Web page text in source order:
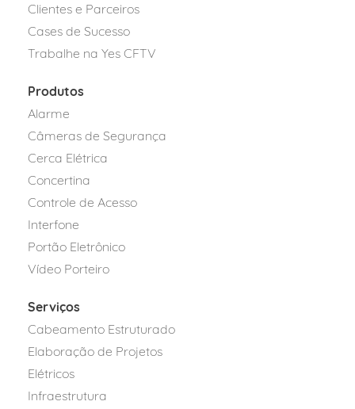
Clientes e Parceiros
Cases de Sucesso
Trabalhe na Yes CFTV
Produtos
Alarme
Câmeras de Segurança
Cerca Elétrica
Concertina
Controle de Acesso
Interfone
Portão Eletrônico
Vídeo Porteiro
Serviços
Cabeamento Estruturado
Elaboração de Projetos
Elétricos
Infraestrutura